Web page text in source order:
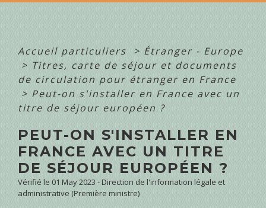
Accueil particuliers > Étranger - Europe
> Titres, carte de séjour et documents
de circulation pour étranger en France
> Peut-on s'installer en France avec un
titre de séjour européen ?
PEUT-ON S'INSTALLER EN
FRANCE AVEC UN TITRE
DE SÉJOUR EUROPÉEN ?
Vérifié le 01 May 2023 - Direction de l'information légale et
administrative (Première ministre)